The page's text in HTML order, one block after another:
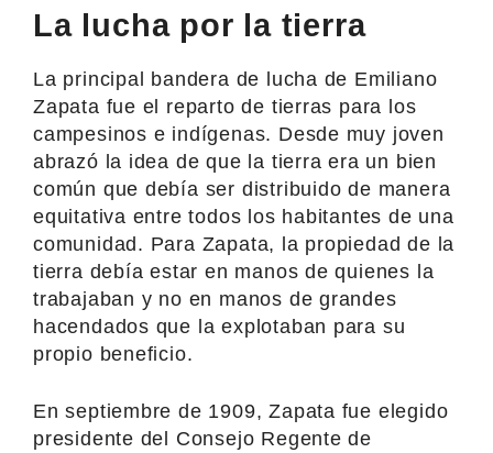
La lucha por la tierra
La principal bandera de lucha de Emiliano
Zapata fue el reparto de tierras para los
campesinos e indígenas. Desde muy joven
abrazó la idea de que la tierra era un bien
común que debía ser distribuido de manera
equitativa entre todos los habitantes de una
comunidad. Para Zapata, la propiedad de la
tierra debía estar en manos de quienes la
trabajaban y no en manos de grandes
hacendados que la explotaban para su
propio beneficio.
En septiembre de 1909, Zapata fue elegido
presidente del Consejo Regente de